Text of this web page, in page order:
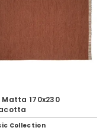
Matta 170x230
Collection